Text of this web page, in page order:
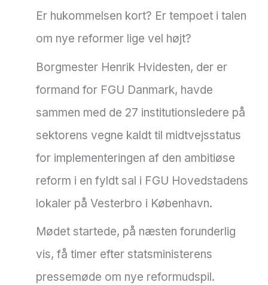
Er hukommelsen kort? Er tempoet i talen
om nye reformer lige vel højt?
Borgmester Henrik Hvidesten, der er
formand for FGU Danmark, havde
sammen med de 27 institutionsledere på
sektorens vegne kaldt til midtvejsstatus
for implementeringen af den ambitiøse
reform i en fyldt sal i FGU Hovedstadens
lokaler på Vesterbro i København.
Mødet startede, på næsten forunderlig
vis, få timer efter statsministerens
pressemøde om nye reformudspil.